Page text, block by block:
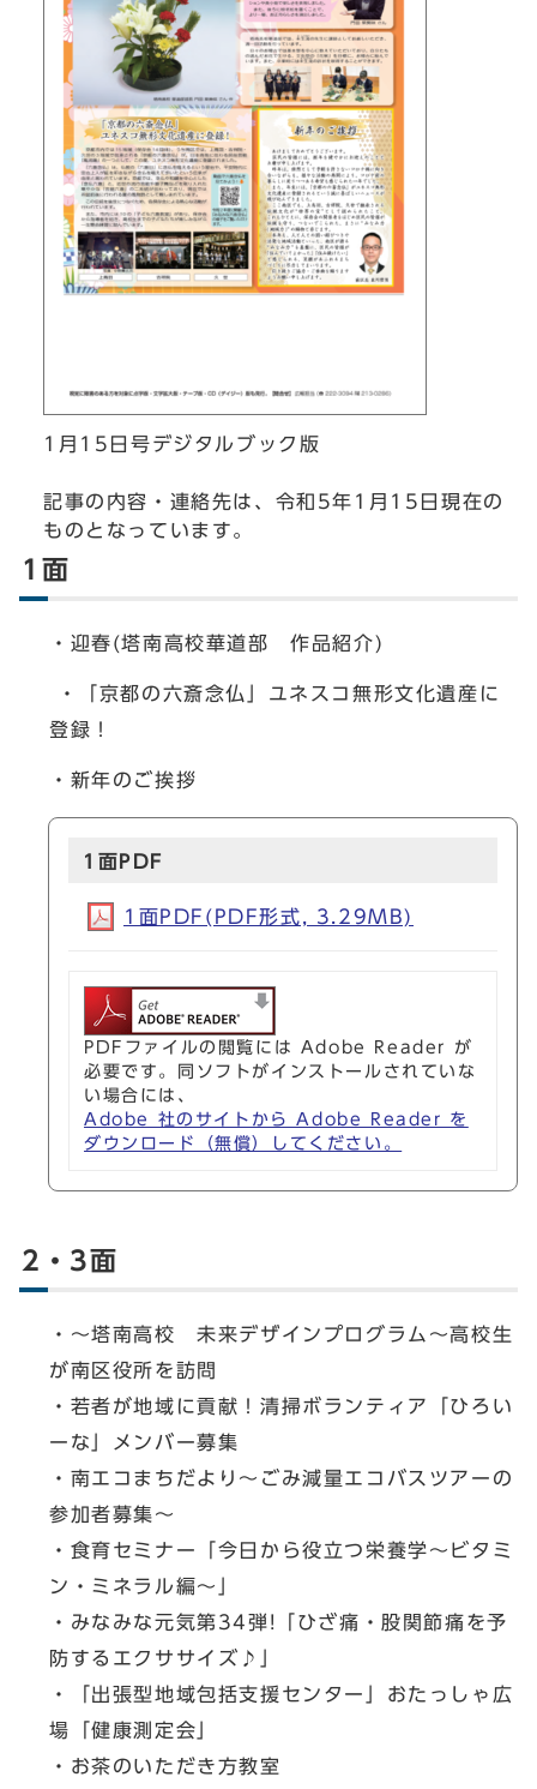
1月15日号デジタルブック版
記事の内容・連絡先は、令和5年1月15日現在の
ものとなっています。
1面
・迎春(塔南高校華道部 作品紹介)
・「京都の六斎念仏」ユネスコ無形文化遺産に
登録！
・新年のご挨拶
1面PDF
1面PDF(PDF形式, 3.29MB)
PDFファイルの閲覧には Adobe Reader が
必要です。同ソフトがインストールされていな
い場合には、
Adobe 社のサイトから Adobe Reader を
ダウンロード（無償）してください。
2・3面
・～塔南高校 未来デザインプログラム～高校生
が南区役所を訪問
・若者が地域に貢献！清掃ボランティア「ひろい
ーな」メンバー募集
・南エコまちだより～ごみ減量エコバスツアーの
参加者募集～
・食育セミナー「今日から役立つ栄養学～ビタミ
ン・ミネラル編～」
・みなみな元気第34弾!「ひざ痛・股関節痛を予
防するエクササイズ♪」
・「出張型地域包括支援センター」おたっしゃ広
場「健康測定会」
・お茶のいただき方教室